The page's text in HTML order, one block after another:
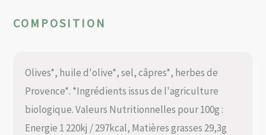
COMPOSITION
Olives*, huile d'olive*, sel, câpres*, herbes de
Provence*. *Ingrédients issus de l'agriculture
biologique. Valeurs Nutritionnelles pour 100g :
Energie 1 220kj / 297kcal, Matières grasses 29,3g